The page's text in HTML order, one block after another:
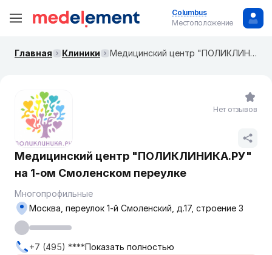
Columbus
Местоположение
Главная Клиники Медицинский центр "ПОЛИКЛИНИКА.РУ" на ​​​1-ом Смоленском переулке
Медицинский центр "ПОЛИКЛИНИКА.РУ"
на ​​​1-ом Смоленском переулке
Многопрофильные
Москва, переулок 1-й Смоленский, д.17, строение 3
+7 (495) ****Показать полностью
Нет отзывов